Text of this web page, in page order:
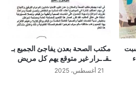
مكتب الصحة بعدن يفاجئ الجميع بـ
ـقـ ـرار غير متوقع يهم كل مريض
21 أغسطس، 2025